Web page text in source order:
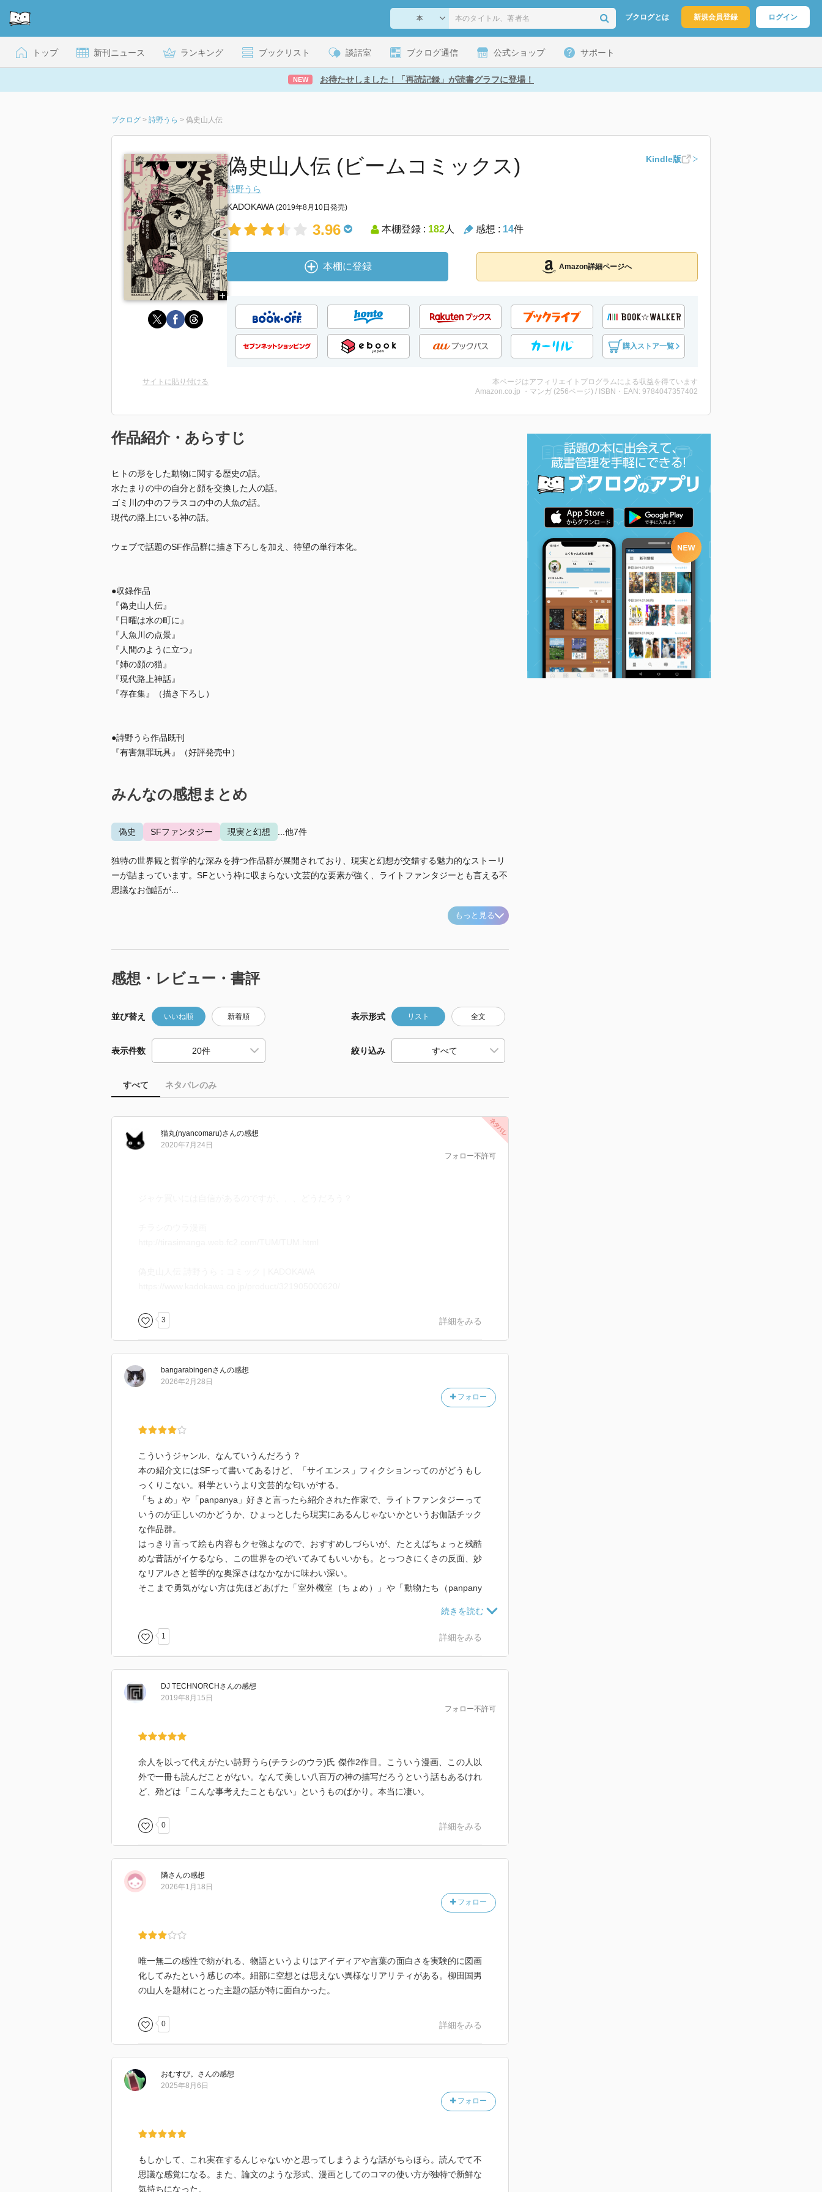
ブクログとは 新規会員登録 ログイン
トップ 新刊ニュース ランキング ブックリスト 談話室 ブクログ通信 公式ショップ サポート
NEW お待たせしました！「再読記録」が読書グラフに登場！
ブクログ > 詩野うら > 偽史山人伝
偽史山人伝 (ビームコミックス) Kindle版
詩野うら
KADOKAWA(2019年8月10日発売)
3.96 本棚登録 : 182人 感想 : 14件
本棚に登録 Amazon詳細ページへ
購入ストア一覧
サイトに貼り付ける
本ページはアフィリエイトプログラムによる収益を得ています
Amazon.co.jp ・マンガ (256ページ) / ISBN・EAN: 9784047357402
作品紹介・あらすじ
ヒトの形をした動物に関する歴史の話。
水たまりの中の自分と顔を交換した人の話。
ゴミ川の中のフラスコの中の人魚の話。
現代の路上にいる神の話。
ウェブで話題のSF作品群に描き下ろしを加え、待望の単行本化。
●収録作品
『偽史山人伝』
『日曜は水の町に』
『人魚川の点景』
『人間のように立つ』
『姉の顔の猫』
『現代路上神話』
『存在集』（描き下ろし）
●詩野うら作品既刊
『有害無罪玩具』（好評発売中）
みんなの感想まとめ
偽史 SFファンタジー 現実と幻想 ...他7件
独特の世界観と哲学的な深みを持つ作品群が展開されており、現実と幻想が交錯する魅力的なストーリ
ーが詰まっています。SFという枠に収まらない文芸的な要素が強く、ライトファンタジーとも言える不
思議なお伽話が...
もっと見る
感想・レビュー・書評
並び替え いいね順 新着順 表示形式 リスト 全文
表示件数 絞り込み
すべて ネタバレのみ
猫丸(nyancomaru)さんの感想
フォロー不許可
2020年7月24日
3 詳細をみる
bangarabingenさんの感想
フォロー
2026年2月28日
こういうジャンル、なんていうんだろう？
本の紹介文にはSFって書いてあるけど、「サイエンス」フィクションってのがどうもし
っくりこない。科学というより文芸的な匂いがする。
「ちょめ」や「panpanya」好きと言ったら紹介された作家で、ライトファンタジーって
いうのが正しいのかどうか、ひょっとしたら現実にあるんじゃないかというお伽話チック
な作品群。
はっきり言って絵も内容もクセ強よなので、おすすめしづらいが、たとえばちょっと残酷
めな昔話がイケるなら、この世界をのぞいてみてもいいかも。とっつきにくさの反面、妙
なリアルさと哲学的な奥深さはなかなかに味わい深い。
そこまで勇気がない方は先ほどあげた「室外機室（ちょめ）」や「動物たち（panpany
ちなみにこの作者のもう一冊「有罪無害玩具」もほぼ同じテイストなので、どちらから読
んでもいいし、気に入ったら二冊とも読んだらいいと思う。
1 詳細をみる
DJ TECHNORCH さんの感想
フォロー不許可
2019年8月15日
余人を以って代えがたい詩野うら(チラシのウラ)氏 傑作2作目。こういう漫画、この人以
外で一冊も読んだことがない。なんて美しい八百万の神の描写だろうという話もあるけれ
ど、殆どは「こんな事考えたこともない」というものばかり。本当に凄い。
0 詳細をみる
隣さんの感想
フォロー
2026年1月18日
唯一無二の感性で紡がれる、物語というよりはアイディアや言葉の面白さを実験的に図画
化してみたという感じの本。細部に空想とは思えない異様なリアリティがある。柳田国男
の山人を題材にとった主題の話が特に面白かった。
0 詳細をみる
おむすび。 さんの感想
フォロー
2025年8月6日
もしかして、これ実在するんじゃないかと思ってしまうような話がちらほら。読んでて不
思議な感覚になる。また、論文のような形式、漫画としてのコマの使い方が独特で新鮮な
気持ちになった。